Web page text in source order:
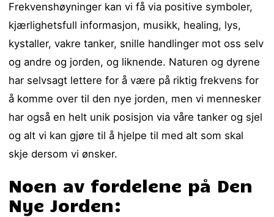
Frekvenshøyninger kan vi få via positive symboler,
kjærlighetsfull informasjon, musikk, healing, lys,
kystaller, vakre tanker, snille handlinger mot oss selv
og andre og jorden, og liknende. Naturen og dyrene
har selvsagt lettere for å være på riktig frekvens for
å komme over til den nye jorden, men vi mennesker
har også en helt unik posisjon via våre tanker og sjel
og alt vi kan gjøre til å hjelpe til med alt som skal
skje dersom vi ønsker.
Noen av fordelene på Den
Nye Jorden: